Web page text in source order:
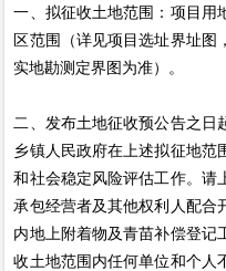
一、拟征收土地范围：项目用
区范围（详见项目选址界址图
实地勘测定界图为准）。
二、发布土地征收预公告之日
乡镇人民政府在上述拟征地范
和社会稳定风险评估工作。请
承包经营者及其他权利人配合
内地上附着物及青苗补偿登记
收土地范围内任何单位和个人